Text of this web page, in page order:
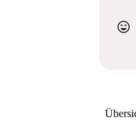
sentiment_very_satisfied